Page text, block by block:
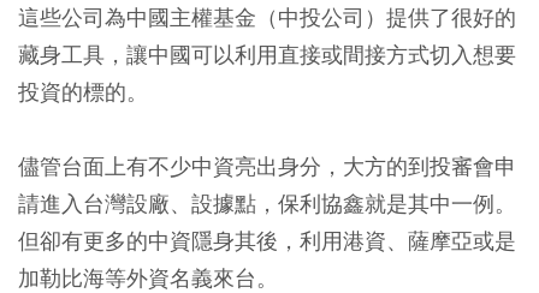
這些公司為中國主權基金（中投公司）提供了很好的
藏身工具，讓中國可以利用直接或間接方式切入想要
投資的標的。
儘管台面上有不少中資亮出身分，大方的到投審會申
請進入台灣設廠、設據點，保利協鑫就是其中一例。
但卻有更多的中資隱身其後，利用港資、薩摩亞或是
加勒比海等外資名義來台。